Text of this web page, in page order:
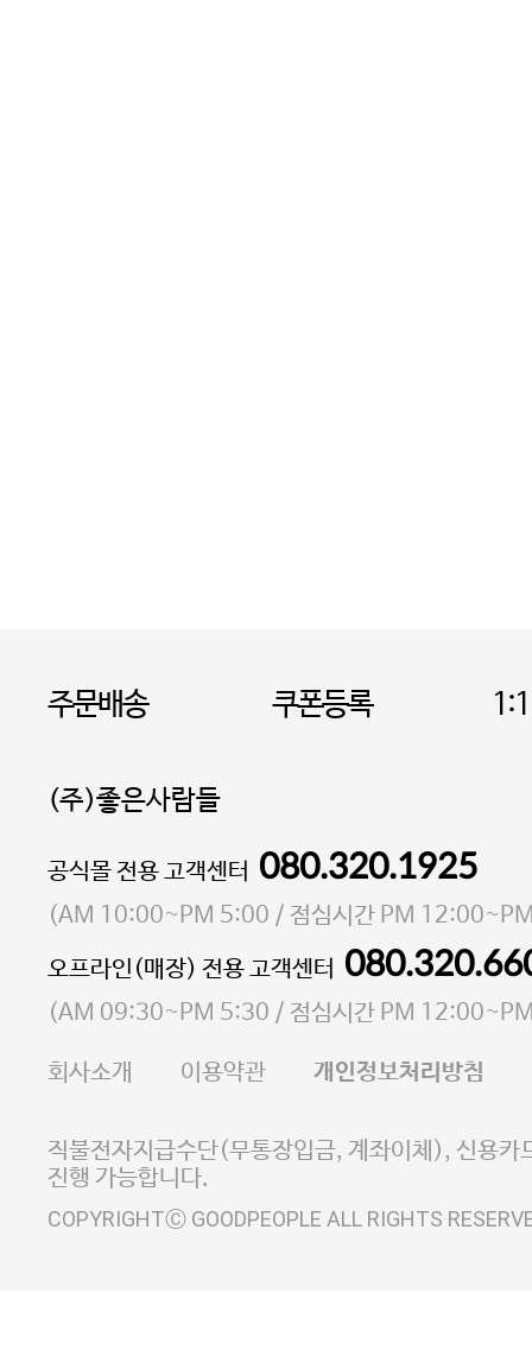
주문배송 쿠폰등록
(주)좋은사람들
대표 이성현,박영환| 개인정보관리책임자 김상현
소재지 서울특별시 마포구 마포대로4다길 41 마포
통신판매업 신고번호 2023-서울마포-3931호
사업자등록번호 105-81-58242
E-MAIL goodpeople@gpin.co.kr
사업자정보확인
이니시스 에스크로 서비
공식몰 전용 고객센터 080.320.1925
(AM 10:00~PM 5:00 / 점심시간 PM
오프라인(매장) 전용 고객센터
(AM 09:30~PM 5:30 / 점심시간 PM
회사소개 이용약관 개인정보처리방침
직불전자지급수단(무통장입금, 계좌이체), 신용카
진행 가능합니다.
COPYRIGHTⒸ GOODPEOPLE ALL RIGHTS